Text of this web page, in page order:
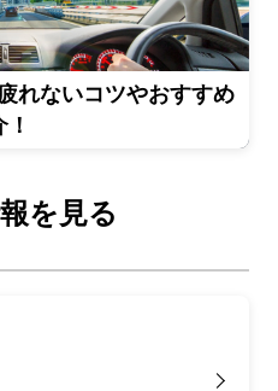
れないコツやおすすめ
を見る